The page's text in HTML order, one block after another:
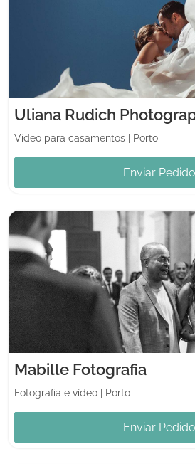
Uliana Rudich
Vídeo para casamentos Porto
Enviar Pedido
Mabille Fotografia
Fotografia e vídeo Porto
Enviar Pedido